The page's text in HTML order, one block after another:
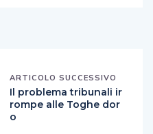
ARTICOLO SUCCESSIVO
Il problema tribunali ir
rompe alle Toghe dor
o